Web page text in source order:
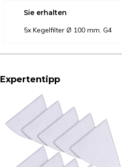
Sie erhalten
5x Kegelfilter Ø 100 mm. G4
Expertentipp